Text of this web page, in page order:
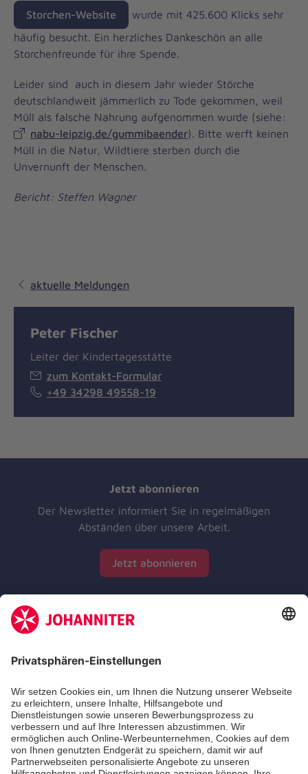
Storchen-Website
wurde mit 425.600 Klicks sehr
häufig besucht. Ein herzliches Dankeschön an alle
Storchenfreunde für ihre Spende.
Leider sind auch in diesem Jahr wieder Störche
deutschlandweit jämmerlich zu Tode gekommen, weil
Müll als falsche Nahrung aufgenommen wurde (siehe:
nabu-leipzig.de/gummibaender). Bitte werft keinen
Müll in die Natur, Wildtiere sterben durch die
Unvernunft der Menschen.
Bericht: Steffen Wagner
aktuelle Meldungen
Peter Fischer
Leiter der Kindertagesstätte
zum Kontakt-Formular
+49 34298 49558-19
Jetzt abonnieren
Der Newsletter informiert Sie in regelmäßigen
Abständen über unsere Arbeit.
Jetzt abonnieren
Zertifizierung der Johanniter-Unfall-Hilfe e.V.
Die Johanniter GmbH führt das Spendenzertifikat
des Deutschen Spendenrats e.V.